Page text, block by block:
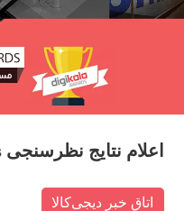
اعلام نتایج نظرسنجی DigiKala Awards
اتاق خبر دیجی‌کالا